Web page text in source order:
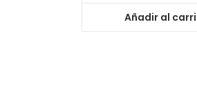
Añadir al